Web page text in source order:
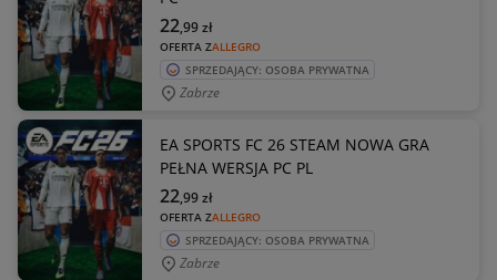
OFERTA ZALLEGRO
22,99zł
SPRZEDAJĄCY: OSOBA PRYWATNA
Zabrze
EA SPORTS FC 26 STEAM NOWA GRA
PEŁNA WERSJA PC PL
OFERTA ZALLEGRO
22,99zł
SPRZEDAJĄCY: OSOBA PRYWATNA
Zabrze